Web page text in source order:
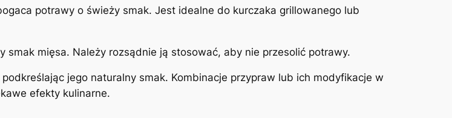
potrawy o świeży smak. Jest idealne do kurczaka grillowanego lub
mięsa. Należy rozsądnie ją stosować, aby nie przesolić potrawy.
jego naturalny smak. Kombinacje przypraw lub ich modyfikacje w
efekty kulinarne.